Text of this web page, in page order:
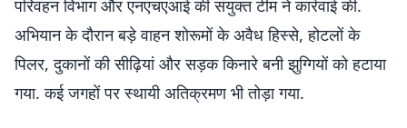
परिवहन विभाग और एनएचएआई की संयुक्त टीम ने कार्रवाई की.
अभियान के दौरान बड़े वाहन शोरूमों के अवैध हिस्से, होटलों के
पिलर, दुकानों की सीढ़ियां और सड़क किनारे बनी झुग्गियों को हटाया
गया. कई जगहों पर स्थायी अतिक्रमण भी तोड़ा गया.